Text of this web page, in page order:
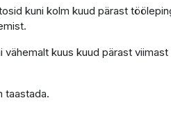
kuni kolm kuud pärast
kuus kuud pärast
taastada.